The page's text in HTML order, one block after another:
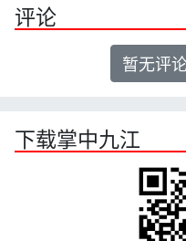
评论
暂无评
下载掌中九江